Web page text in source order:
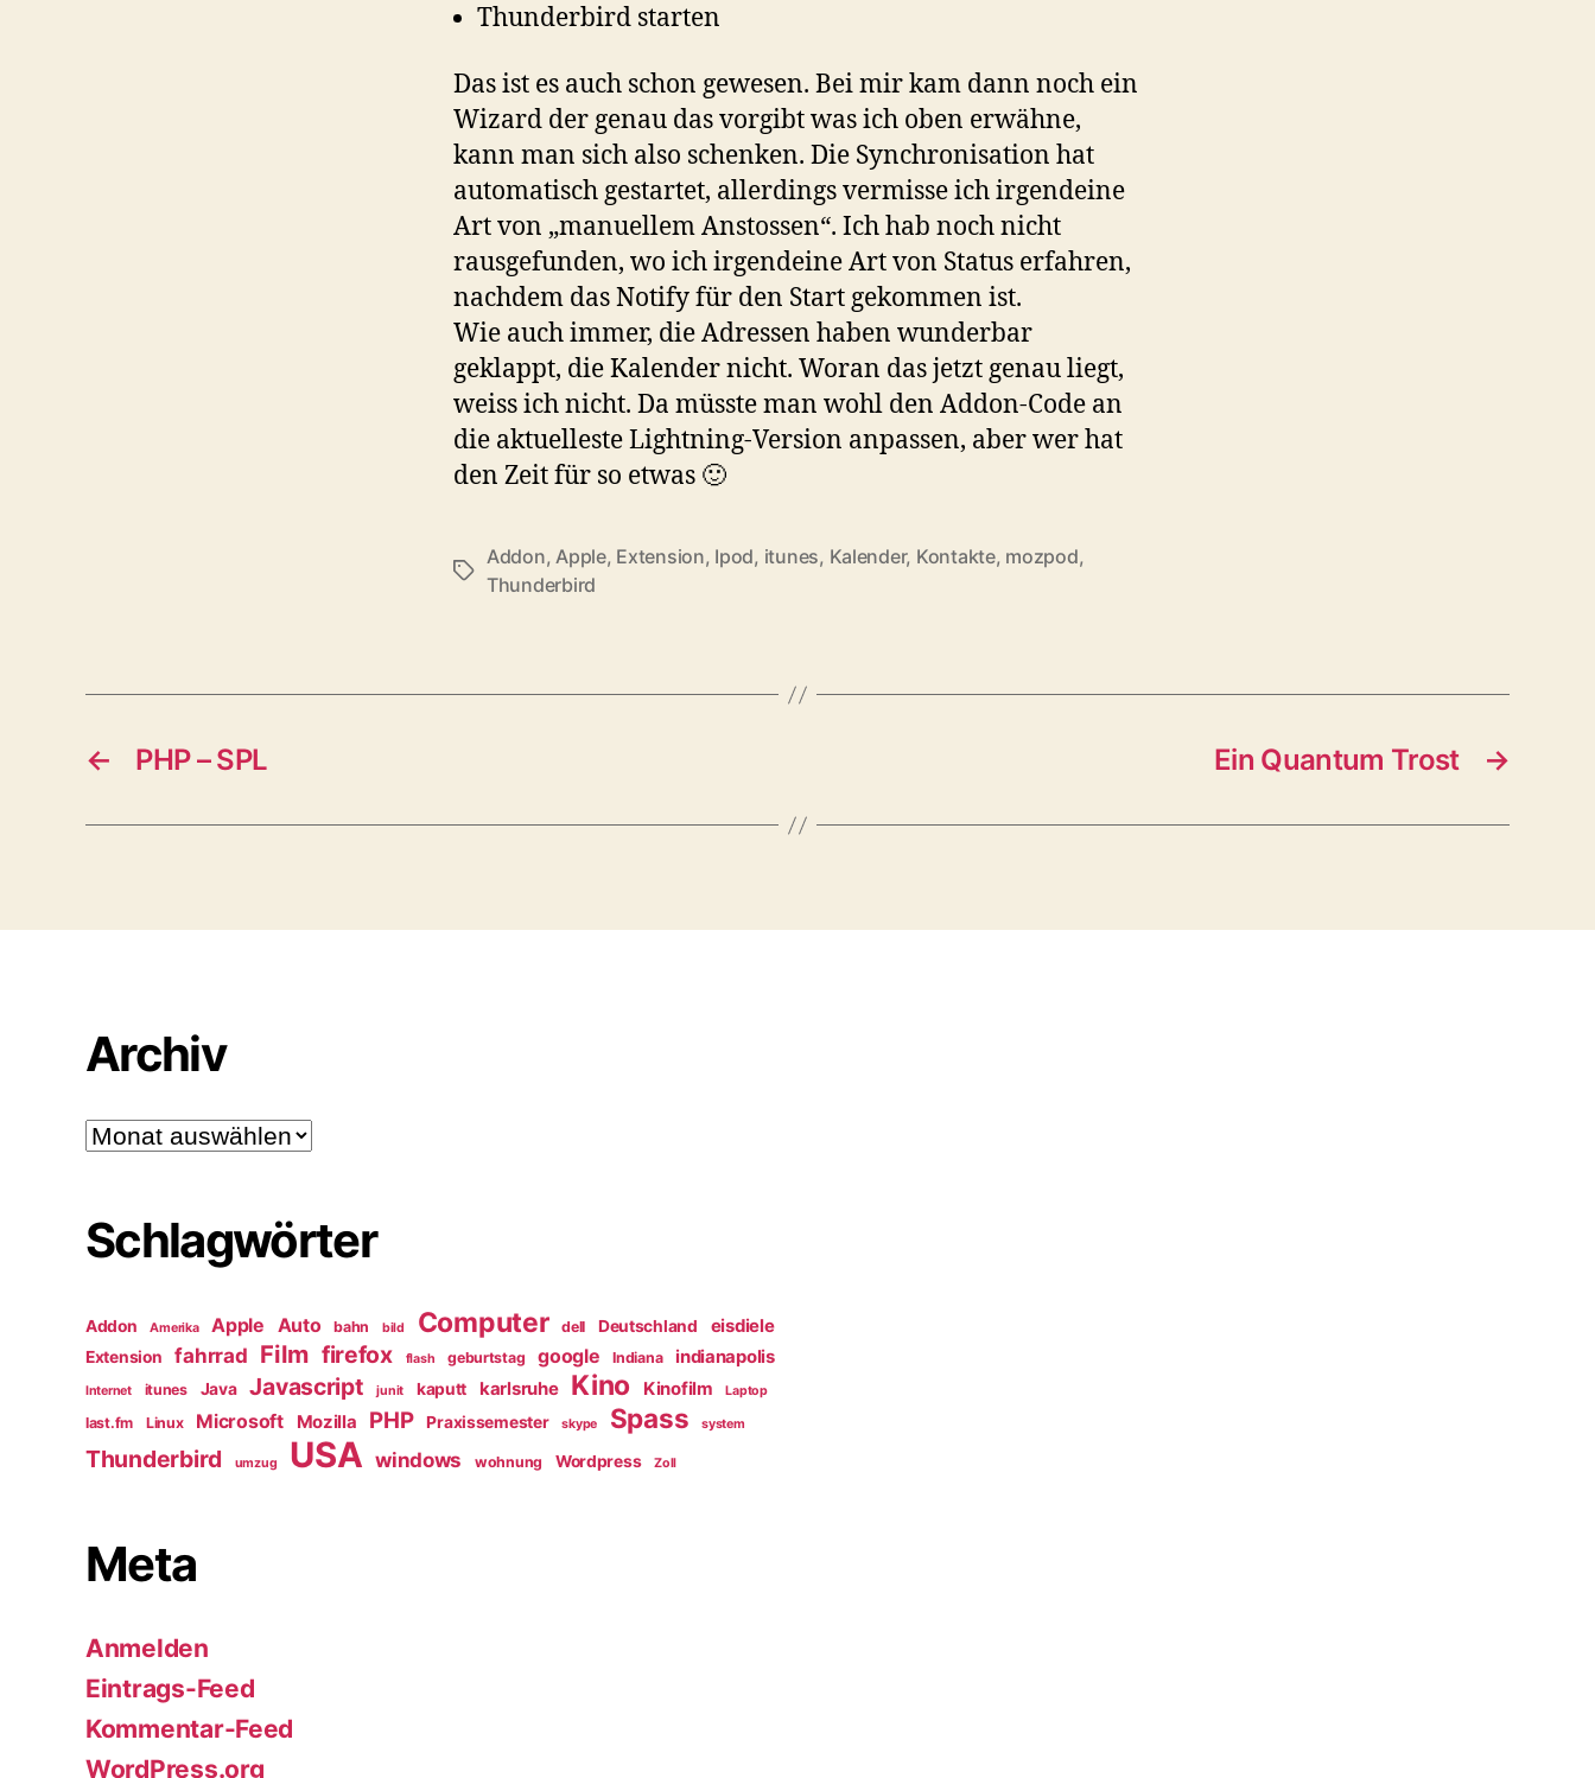
Thunderbird starten
Das ist es auch schon gewesen. Bei mir kam dann noch ein
Wizard der genau das vorgibt was ich oben erwähne,
kann man sich also schenken. Die Synchronisation hat
automatisch gestartet, allerdings vermisse ich irgendeine
Art von „manuellem Anstossen“. Ich hab noch nicht
rausgefunden, wo ich irgendeine Art von Status erfahren,
nachdem das Notify für den Start gekommen ist.
Wie auch immer, die Adressen haben wunderbar
geklappt, die Kalender nicht. Woran das jetzt genau liegt,
weiss ich nicht. Da müsste man wohl den Addon-Code an
die aktuelleste Lightning-Version anpassen, aber wer hat
den Zeit für so etwas 🙂
Schlagwörter
Addon,Apple, Extension, Ipod, itunes, Kalender, Kontakte, mozpod,
Thunderbird
← PHP – SPL →
Ein Quantum Trost
Archiv
Archiv
Schlagwörter
Addon Amerika Apple Auto bahn bild Computer dell Deutschland eisdiele
Extension fahrrad Film firefox flash geburtstag google Indiana indianapolis
Internet itunes Java Javascript junit kaputt karlsruhe Kino Kinofilm Laptop
last.fm Linux Microsoft Mozilla PHP Praxissemester skype Spass system
Thunderbird umzug USA windows wohnung Wordpress Zoll
Meta
Anmelden
Eintrags-Feed
Kommentar-Feed
WordPress.org